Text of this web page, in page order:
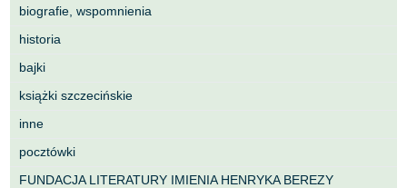
biografie, wspomnienia
historia
bajki
książki szczecińskie
inne
pocztówki
FUNDACJA LITERATURY IMIENIA HENRYKA BEREZY